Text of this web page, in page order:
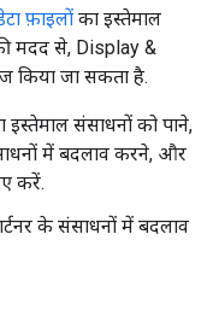
फ़ाइलों का इस्तेमाल
मदद से, Display &
किया जा सकता है.
इस्तेमाल संसाधनों को पाने,
में बदलाव करने, और
करें.
के संसाधनों में बदलाव